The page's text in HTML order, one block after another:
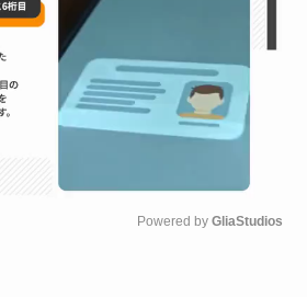
Powered by GliaStudios